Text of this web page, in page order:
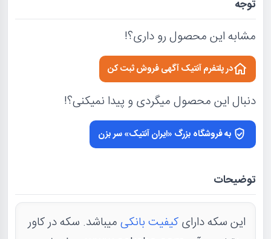
توجه
مشابه این محصول رو داری؟!
در پلتفرم آنتیک آگهی فروش ثبت کن
دنبال این محصول میگردی و پیدا نمیکنی؟!
به فروشگاه بزرگ «ایران آنتیک» سر بزن
توضیحات
این سکه دارایکیفیت بانکیمیباشد. سکه در کاور